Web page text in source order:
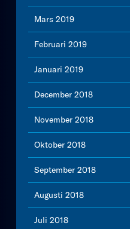
Mars 2019
Februari 2019
Januari 2019
December 2018
November 2018
Oktober 2018
September 2018
Augusti 2018
Juli 2018